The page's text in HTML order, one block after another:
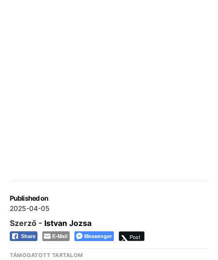
Published on
2025-04-05
Szerző - Istvan Jozsa
Share E-Mail Messenger Post
TÁMOGATOTT TARTALOM